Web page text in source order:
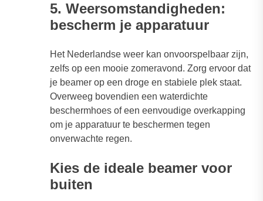
5. Weersomstandigheden:
bescherm je apparatuur
Het Nederlandse weer kan onvoorspelbaar zijn,
zelfs op een mooie zomeravond. Zorg ervoor dat
je beamer op een droge en stabiele plek staat.
Overweeg bovendien een waterdichte
beschermhoes of een eenvoudige overkapping
om je apparatuur te beschermen tegen
onverwachte regen.
Kies de ideale beamer voor
buiten